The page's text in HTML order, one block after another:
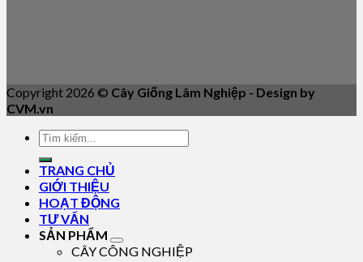
Copyright 2026 © Cây Giống Lâm Nghiệp - Design by
CVM.vn
TRANG CHỦ
GIỚI THIỆU
HOẠT ĐỘNG
TƯ VẤN
SẢN PHẨM
CÂY CÔNG NGHIỆP